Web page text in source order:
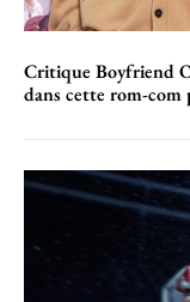
Critique Boyfriend
dans cette rom-com